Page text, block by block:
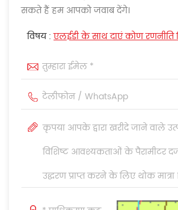
सकते हैं हम आपको जवाब देंगे।
विषय :एलईडी के साथ दाएं कोण रणनीति